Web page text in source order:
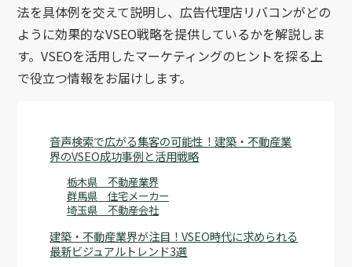
法を具体例を交えて説明し、広告代理店リバコンがどの
ように効果的なVSEO戦略を提供しているかを解説しま
す。VSEOを活用したマーケティングのヒントを探る上
で役立つ情報をお届けします。
音声検索で広がる集客の可能性！建築・不動産業
界のVSEO成功事例と活用戦略
栃木県 不動産業界
群馬県 住宅メーカー
埼玉県 不動産会社
建築・不動産業界が注目！VSEO時代に求められる
最新ビジュアルトレンド3選